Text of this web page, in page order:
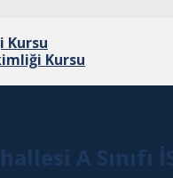
Kursu
Kursu
A Sınıfı